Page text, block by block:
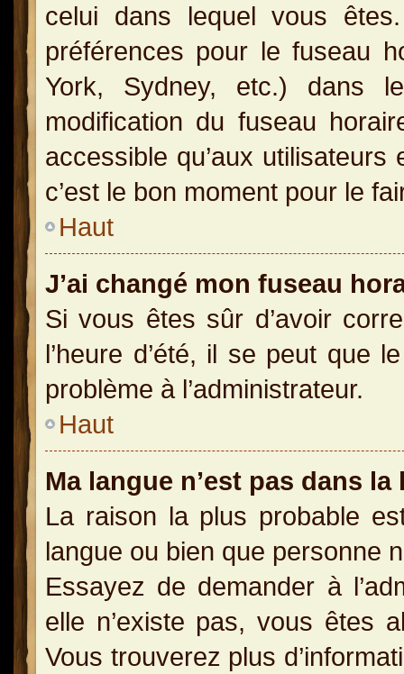
celui dans lequel vous
préférences pour le fuseau
York, Sydney, etc.) dans
modification du fuseau
accessible qu’aux
c’est le bon moment pour le
Haut
J’ai changé mon fuseau
Si vous êtes sûr d’avoir
l’heure d’été, il se peut que
problème à l’administrateur.
Haut
Ma langue n’est pas dans la
La raison la plus probable
langue ou bien que personne
Essayez de demander à
elle n’existe pas, vous êtes
Vous trouverez plus